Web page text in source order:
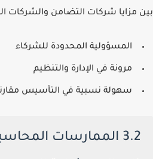
بين مزايا شركات التضامن والشركات
المسؤولية المحدودة للشركاء
مرونة في الإدارة والتنظيم
سهولة نسبية في التأسيس
3.2 الممارسات